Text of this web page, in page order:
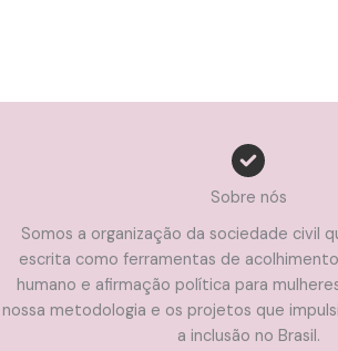
Sobre nós
Somos a organização da sociedade civil
escrita como ferramentas de
humano e afirmação política para
nossa metodologia e os projetos que
a inclusão no Brasil.